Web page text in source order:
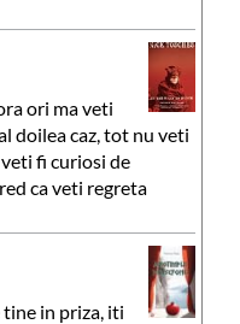
ori ma veti
doilea caz, tot nu veti
fi curiosi de
ca veti regreta
in priza, iti